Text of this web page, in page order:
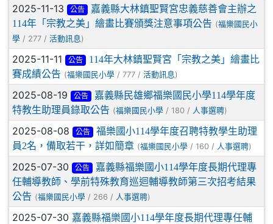
2025-11-13 公告
嘉義縣大林鎮聖賢宮忠義慈善會主辦之
114年「宗教之美」繪畫比賽頒獎注意事項公告 (福樂國民小
學 / 277 / 活動訊息 )
2025-11-11 公告
114年大林鎮聖賢宮「宗教之美」繪畫比
賽成績公告 (福樂國民小學 / 777 / 活動訊息 )
2025-08-19 公告
嘉義縣民雄鄉福樂國民小學114學年度
特教生助理員錄取公告 (福樂國民小學 / 180 / 人事選聘)
2025-08-08 公告
福樂國小114學年度召聘特教學生助理
員2名，備取若干，詳如簡章 (福樂國民小學 / 160 / 人事選聘)
2025-07-30 公告
嘉義縣福樂國小114學年度長期代理專
任輔導教師、學前特殊教育巡迴輔導教師第三次招考結果
公告 (福樂國民小學 / 266 / 人事選聘)
2025-07-30 嘉義縣福樂國小114學年度長期代理專任輔